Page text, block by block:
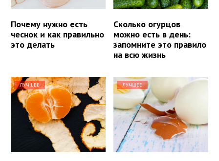
Почему нужно есть
чеснок и как правильно
это делать
Сколько огурцов
можно есть в день:
запомните это правило
на всю жизнь
ЛУЧШЕЕ ЛУЧШЕЕ